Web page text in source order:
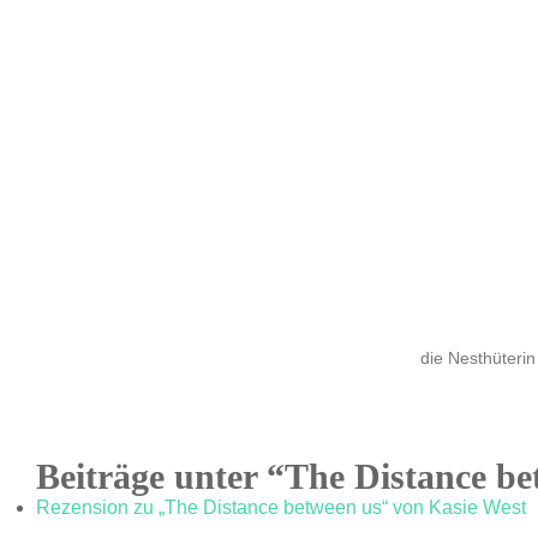
die Nesthüterin
Beiträge unter “The Distance
Rezension zu „The Distance between us“ von Kasie West